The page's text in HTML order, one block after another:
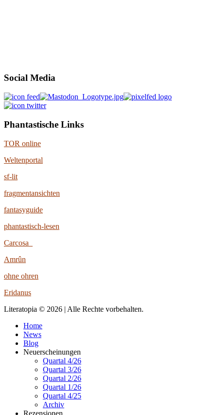
Social Media
Phantastische Links
TOR online
Weltenportal
sf-lit
fragmentansichten
fantasyguide
phantastisch-lesen
Carcosa
Amrûn
ohne ohren
Eridanus
Literatopia © 2026 | Alle Rechte vorbehalten.
Home
News
Blog
Neuerscheinungen
Quartal 4/26
Quartal 3/26
Quartal 2/26
Quartal 1/26
Quartal 4/25
Archiv
Rezensionen